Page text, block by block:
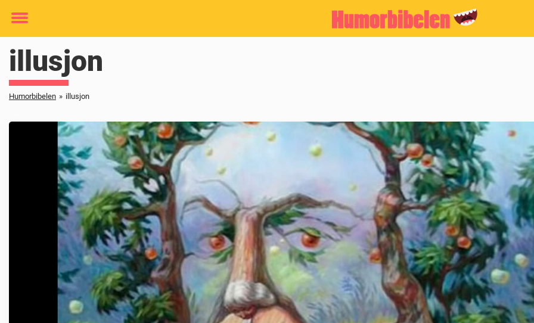
Toggle
illusjon
Humorbibelen » illusjon